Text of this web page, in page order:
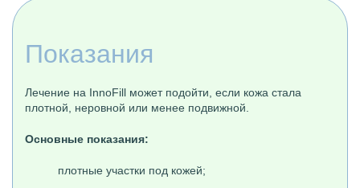
Показания
Лечение на InnoFill может подойти, если кожа стала
плотной, неровной или менее подвижной.
Основные показания:
плотные участки под кожей;